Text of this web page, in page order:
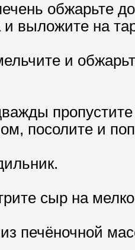
обжарьте
выложите на
и
посолите и
сыр на
печёночной